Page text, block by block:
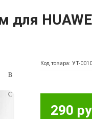
Код товара: УТ-
290